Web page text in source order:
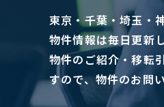
東京・千葉・埼玉・
物件情報は毎日更新
物件のご紹介・移転
すので、物件のお問